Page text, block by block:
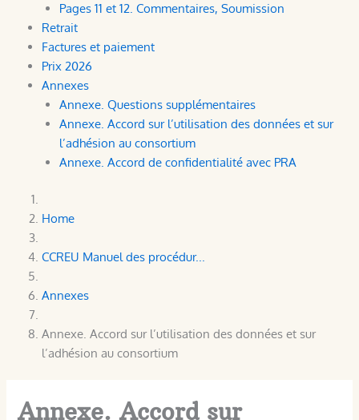
Pages 11 et 12. Commentaires, Soumission
Retrait
Factures et paiement
Prix 2026
Annexes
Annexe. Questions supplémentaires
Annexe. Accord sur l’utilisation des données et sur
l’adhésion au consortium
Annexe. Accord de confidentialité avec PRA
Home
CCREU Manuel des procédur...
Annexes
Annexe. Accord sur l’utilisation des données et sur
l’adhésion au consortium
Annexe. Accord sur